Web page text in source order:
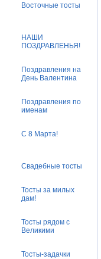
Восточные тосты
НАШИ
ПОЗДРАВЛЕНЬЯ!
Поздравления на
День Валентина
Поздравления по
именам
С 8 Марта!
Свадебные тосты
Тосты за милых
дам!
Тосты рядом с
Великими
Тосты-задачки